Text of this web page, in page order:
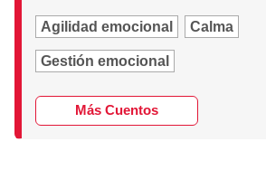
Agilidad emocional Calma
Gestión emocional
Más Cuentos